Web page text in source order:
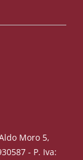
Moro 5,
- P. Iva: